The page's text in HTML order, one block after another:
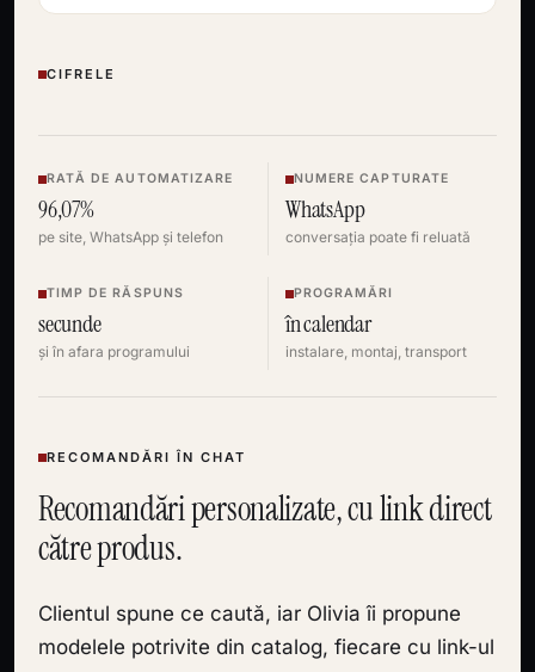
CIFRELE
RATĂ DE AUTOMATIZARE
96,07%
pe site, WhatsApp și telefon
NUMERE CAPTURATE
WhatsApp
conversația poate fi reluată
TIMP DE RĂSPUNS
secunde
și în afara programului
PROGRAMĂRI
în calendar
instalare, montaj, transport
RECOMANDĂRI ÎN CHAT
Recomandări personalizate, cu link direct
către produs.
Clientul spune ce caută, iar Olivia îi propune
modelele potrivite din catalog, fiecare cu link-ul